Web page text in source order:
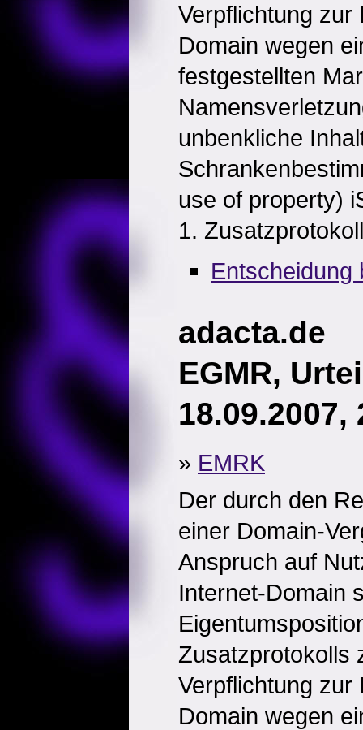
Verpflichtung zur
Domain wegen
festgestellten
unbenkliche
use of property)
1.
Entscheidung
adacta.de
EGMR,
18.09.2007,
» EMRK
Der durch den
einer Domain-
Anspruch auf
Internet-Domain
Zusatzprotokolls
Verpflichtung zur
Domain wegen